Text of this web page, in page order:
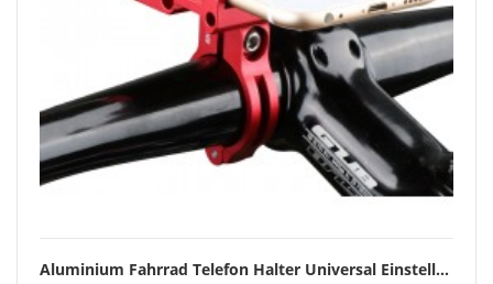
Aluminium Fahrrad Telefon Halter Universal Einstellbare für 3.5-6.2 Inch Smartphones Unterstützung GPS Bike